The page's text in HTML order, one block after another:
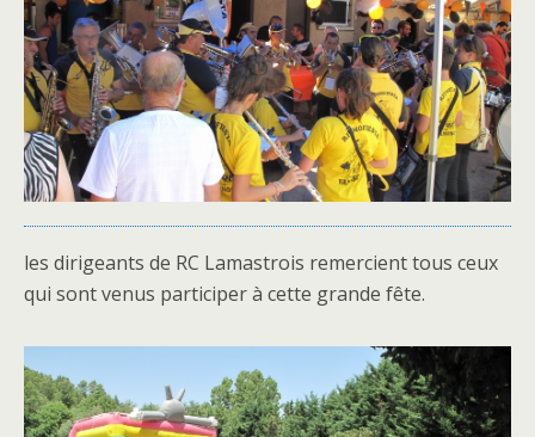
les dirigeants de RC Lamastrois remercient tous ceux
qui sont venus participer à cette grande fête.